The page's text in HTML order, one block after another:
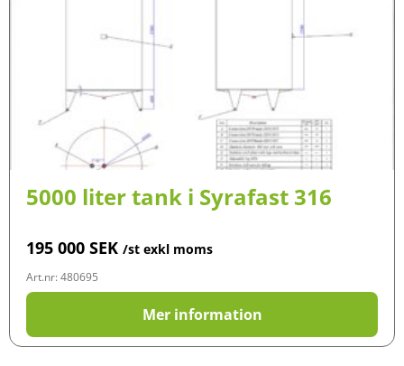
5000 liter tank i Syrafast 316
195 000 SEK /st exkl moms
Art.nr: 480695
Mer information